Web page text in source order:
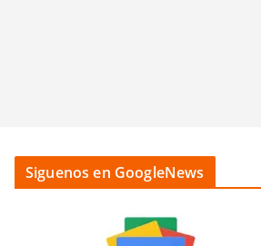
Siguenos en GoogleNews